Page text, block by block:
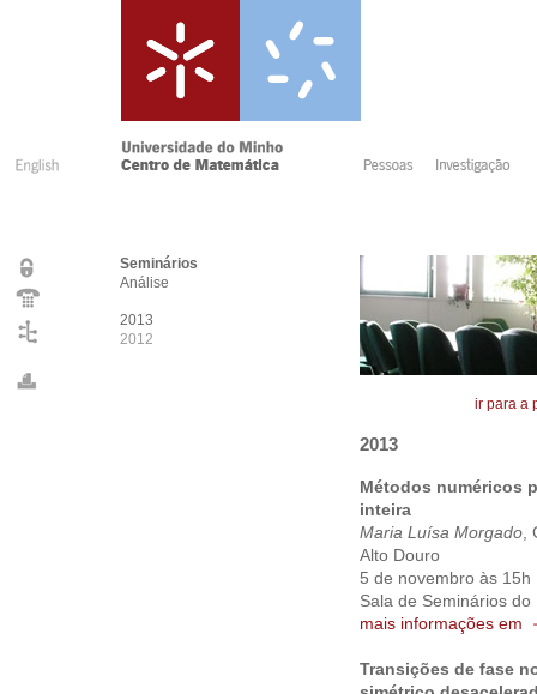
Seminários
Análise
2013
2012
ir para a
2013
Métodos numéricos
inteira
Maria Luísa Morgado,
Alto Douro
5 de novembro às 15h
Sala de Seminários
mais informações em
Transições de fase